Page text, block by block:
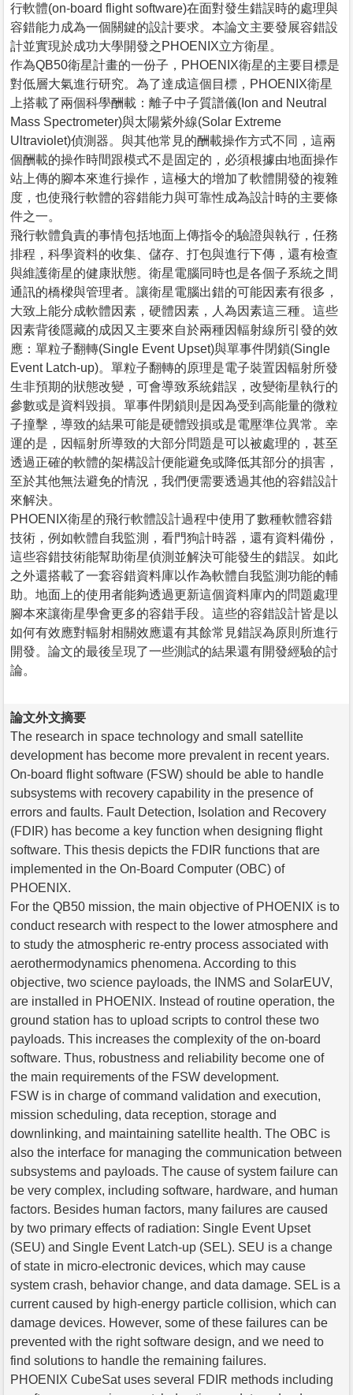
行軟體(on-board flight software)在面對發生錯誤時的處理與
容錯能力成為一個關鍵的設計要求。本論文主要發展容錯設
計並實現於成功大學開發之PHOENIX立方衛星。
作為QB50衛星計畫的一份子，PHOENIX衛星的主要目標是
對低層大氣進行研究。為了達成這個目標，PHOENIX衛星
上搭載了兩個科學酬載：離子中子質譜儀(Ion and Neutral
Mass Spectrometer)與太陽紫外線(Solar Extreme
Ultraviolet)偵測器。與其他常見的酬載操作方式不同，這兩
個酬載的操作時間跟模式不是固定的，必須根據由地面操作
站上傳的腳本來進行操作，這極大的增加了軟體開發的複雜
度，也使飛行軟體的容錯能力與可靠性成為設計時的主要條
件之一。
飛行軟體負責的事情包括地面上傳指令的驗證與執行，任務
排程，科學資料的收集、儲存、打包與進行下傳，還有檢查
與維護衛星的健康狀態。衛星電腦同時也是各個子系統之間
通訊的橋樑與管理者。讓衛星電腦出錯的可能因素有很多，
大致上能分成軟體因素，硬體因素，人為因素這三種。這些
因素背後隱藏的成因又主要來自於兩種因輻射線所引發的效
應：單粒子翻轉(Single Event Upset)與單事件閉鎖(Single
Event Latch-up)。單粒子翻轉的原理是電子裝置因輻射所發
生非預期的狀態改變，可會導致系統錯誤，改變衛星執行的
參數或是資料毀損。單事件閉鎖則是因為受到高能量的微粒
子撞擊，導致的結果可能是硬體毀損或是電壓準位異常。幸
運的是，因輻射所導致的大部分問題是可以被處理的，甚至
透過正確的軟體的架構設計便能避免或降低其部分的損害，
至於其他無法避免的情況，我們便需要透過其他的容錯設計
來解決。
PHOENIX衛星的飛行軟體設計過程中使用了數種軟體容錯
技術，例如軟體自我監測，看門狗計時器，還有資料備份，
這些容錯技術能幫助衛星偵測並解決可能發生的錯誤。如此
之外還搭載了一套容錯資料庫以作為軟體自我監測功能的輔
助。地面上的使用者能夠透過更新這個資料庫內的問題處理
腳本來讓衛星學會更多的容錯手段。這些的容錯設計皆是以
如何有效應對輻射相關效應還有其餘常見錯誤為原則所進行
開發。論文的最後呈現了一些測試的結果還有開發經驗的討
論。
論文外文摘要
The research in space technology and small satellite
development has become more prevalent in recent years.
On-board flight software (FSW) should be able to handle
subsystems with recovery capability in the presence of
errors and faults. Fault Detection, Isolation and Recovery
(FDIR) has become a key function when designing flight
software. This thesis depicts the FDIR functions that are
implemented in the On-Board Computer (OBC) of
PHOENIX.
For the QB50 mission, the main objective of PHOENIX is to
conduct research with respect to the lower atmosphere and
to study the atmospheric re-entry process associated with
aerothermodynamics phenomena. According to this
objective, two science payloads, the INMS and SolarEUV,
are installed in PHOENIX. Instead of routine operation, the
ground station has to upload scripts to control these two
payloads. This increases the complexity of the on-board
software. Thus, robustness and reliability become one of
the main requirements of the FSW development.
FSW is in charge of command validation and execution,
mission scheduling, data reception, storage and
downlinking, and maintaining satellite health. The OBC is
also the interface for managing the communication between
subsystems and payloads. The cause of system failure can
be very complex, including software, hardware, and human
factors. Besides human factors, many failures are caused
by two primary effects of radiation: Single Event Upset
(SEU) and Single Event Latch-up (SEL). SEU is a change
of state in micro-electronic devices, which may cause
system crash, behavior change, and data damage. SEL is a
current caused by high-energy particle collision, which can
damage devices. However, some of these failures can be
prevented with the right software design, and we need to
find solutions to handle the remaining failures.
PHOENIX CubeSat uses several FDIR methods including